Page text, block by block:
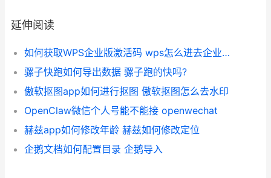
延伸阅读
如何获取WPS企业版激活码 wps怎么进去企业文件夹
骡子快跑如何导出数据 骡子跑的快吗?
傲软抠图app如何进行抠图 傲软抠图怎么去水印
OpenClaw微信个人号能不能接 openwechat
赫兹app如何修改年龄 赫兹如何修改定位
企鹅文档如何配置目录 企鹅导入